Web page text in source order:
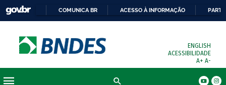
COMUNICA BR ACESSO À INFORMAÇÃO
ENGLISH
ACESSIBILIDADE
A+ A-